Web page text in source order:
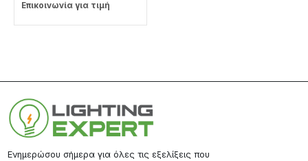
Επικοινωνία για τιμή
Ενημερώσου σήμερα για όλες τις εξελίξεις που